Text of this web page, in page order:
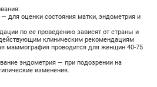
для оценки состояния матки, эндометрия и
по ее проведению зависят от страны и
клиническим рекомендациям
маммография проводится для женщин 40-75
эндометрия — при подозрении на
изменения.